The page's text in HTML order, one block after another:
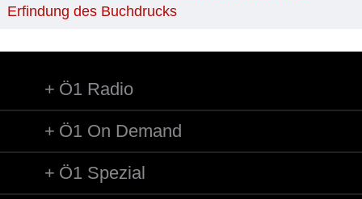
Erfindung des Buchdrucks
Ö1 Radio
Ö1 On Demand
Ö1 Spezial